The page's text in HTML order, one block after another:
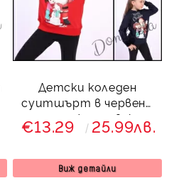
Детски коледен
суитшърт в червено
със снежен човек и
Дядо Коледа
€13.29 25.99лв.
Виж детайли